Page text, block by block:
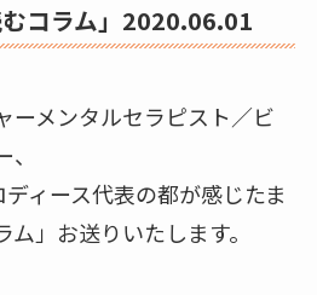
コラム」2020.06.01
ーメンタルセラピスト／ビ
ィース代表の都が感じたま
」お送りいたします。